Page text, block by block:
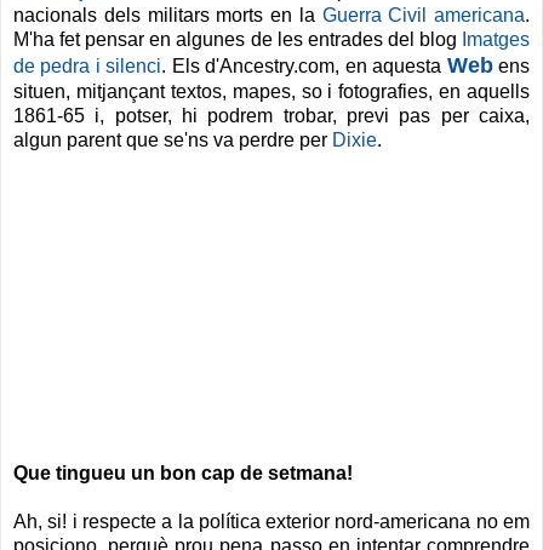
nacionals dels militars morts en la Guerra Civil americana.
M'ha fet pensar en algunes de les entrades del blog Imatges
de pedra i silenci. Els d'Ancestry.com, en aquesta Webens
situen, mitjançant textos, mapes, so i fotografies, en aquells
1861-65 i, potser, hi podrem trobar, previ pas per caixa,
algun parent que se'ns va perdre per Dixie.
Que tingueu un bon cap de setmana!
Ah, si! i respecte a la política exterior nord-americana no em
posiciono, perquè prou pena passo en intentar comprendre